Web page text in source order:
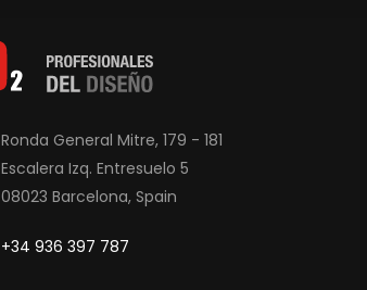
Ronda General Mitre, 179 - 181
Escalera Izq. Entresuelo 5
08023 Barcelona, Spain
+34 936 397 787